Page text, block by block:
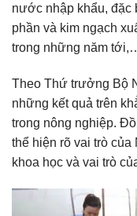
nước nhập khẩu, đặc
phần và kim ngạch
trong những năm
Theo Thứ trưởng Bộ
những kết quả trên
trong nông nghiệp.
thể hiện rõ vai trò
khoa học và vai trò